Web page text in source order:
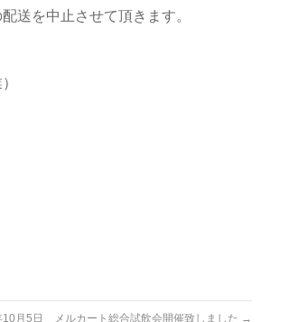
送を中止させて頂きます。
10月5日 メルカート総合試飲会開催致しました →